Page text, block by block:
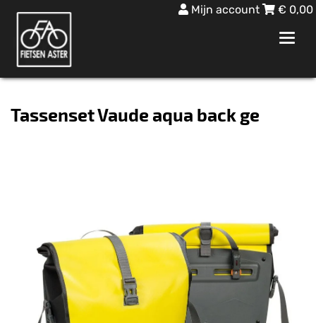
Mijn account € 0,00
Tassenset Vaude aqua back ge